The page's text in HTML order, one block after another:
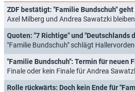
ZDF bestätigt: "Familie Bundschuh"
Axel Milberg und Andrea Sawatzki bleiben für
"Familie Bundschuh" schlägt Hallervorden-Doku
"Familie Bundschuh": Termin für neuen
Finale oder kein Finale für Andrea
Rolle rückwärts: Doch kein Ende für